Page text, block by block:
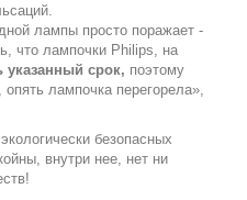
лампы просто поражает -
что лампочки Philips, на
указанный срок, поэтому
лампочка перегорела»,
безопасных
внутри нее, нет ни